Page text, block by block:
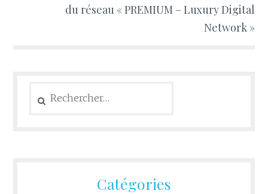
du réseau « PREMIUM – Luxury Digital
Network »
Catégories